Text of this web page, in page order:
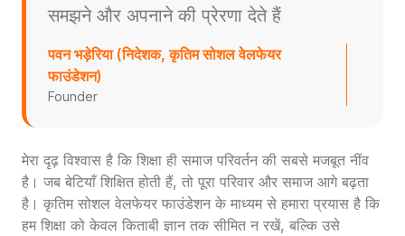
समझने और अपनाने की प्रेरणा देते हैं
पवन भड़ेरिया (निदेशक, कृतिम सोशल वेलफेयर
फाउंडेशन)
Founder
मेरा दृढ़ विश्वास है कि शिक्षा ही समाज परिवर्तन की सबसे मजबूत नींव
है। जब बेटियाँ शिक्षित होती हैं, तो पूरा परिवार और समाज आगे बढ़ता
है। कृतिम सोशल वेलफेयर फाउंडेशन के माध्यम से हमारा प्रयास है कि
हम शिक्षा को केवल किताबी ज्ञान तक सीमित न रखें, बल्कि उसे